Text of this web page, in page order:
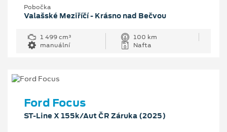
Pobočka
Valašské Meziříčí - Krásno nad Bečvou
1 499 cm³
100 km
manuální
Nafta
Ford Focus
ST-Line X 155k/Aut ČR Záruka (2025)